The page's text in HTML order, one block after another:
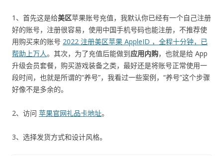
1、首先这是给美区苹果账号充值，我默认你已经有一个自己注册
好的账号，注册很容易，使用中国手机号码也能注册，不推荐使
用购买来的账号 2022 注册美区苹果 AppleID ，全程十分钟，已
帮助上万人。其次，为了充值后能做到应用内购，也就是给 App
升级会员套餐，购买游戏装备之类，最好还是将账号正常使用一
段时间，也就是所谓的“养号”，我看过一些案例，“养号”这个步骤
好像不是多余的。
2、访问 苹果官网礼品卡地址。
3、选择发货方式和设计风格。